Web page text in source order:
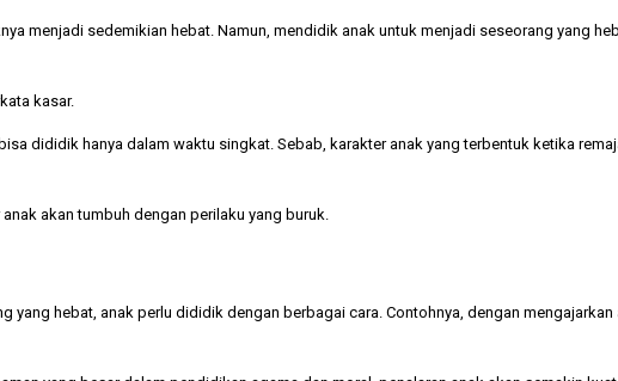
menjadi sedemikian hebat. Namun, mendidik anak untuk menjadi seseorang yang
kasar.
dididik hanya dalam waktu singkat. Sebab, karakter anak yang terbentuk ketika
anak akan tumbuh dengan perilaku yang buruk.
hebat, anak perlu dididik dengan berbagai cara. Contohnya, dengan